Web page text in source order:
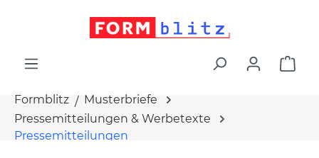
Formblitz
Musterbriefe
Pressemitteilungen & Werbetexte
Pressemitteilungen